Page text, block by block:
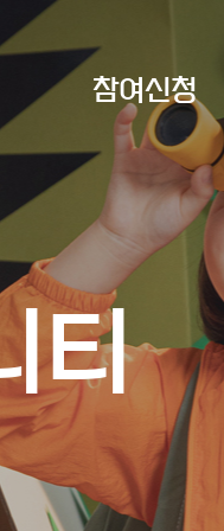
참여신청
티